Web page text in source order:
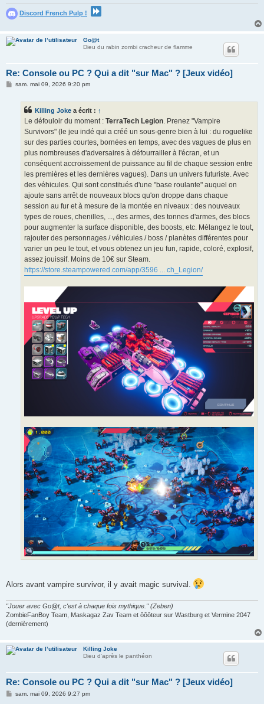
Discord French Pulp !
Go@t
Dieu du rabin zombi cracheur de flamme
Re: Console ou PC ? Qui a dit "sur Mac" ? [Jeux vidéo]
Msam. mai 09, 2026 9:20 pm
Killing Joke a écrit : ↑
Le défouloir du moment : TerraTech Legion. Prenez "Vampire
Survivors" (le jeu indé qui a créé un sous-genre bien à lui : du roguelike
sur des parties courtes, bornées en temps, avec des vagues de plus en
plus nombreuses d'adversaires à défourrailler à l'écran, et un
conséquent accroissement de puissance au fil de chaque session entre
les premières et les dernières vagues). Dans un univers futuriste. Avec
des véhicules. Qui sont constitués d'une "base roulante" auquel on
ajoute sans arrêt de nouveaux blocs qu'on droppe dans chaque
session au fur et à mesure de la montée en niveaux : des nouveaux
types de roues, chenilles, ..., des armes, des tonnes d'armes, des blocs
pour augmenter la surface disponible, des boosts, etc. Mélangez le tout,
rajouter des personnages / véhicules / boss / planètes différentes pour
varier un peu le tout, et vous obtenez un jeu fun, rapide, coloré, explosif,
assez jouissif. Moins de 10€ sur Steam.
https://store.steampowered.com/app/3596 ... ch_Legion/
Alors avant vampire survivor, il y avait magic survival.
"Jouer avec Go@t, c'est à chaque fois mythique." (Zeben)
ZombieFanBoy Team, Maskagaz Zav Team et ôôôteur sur Wastburg et Vermine 2047
(dernièrement)
Killing Joke
Dieu d'après le panthéon
Re: Console ou PC ? Qui a dit "sur Mac" ? [Jeux vidéo]
Msam. mai 09, 2026 9:27 pm